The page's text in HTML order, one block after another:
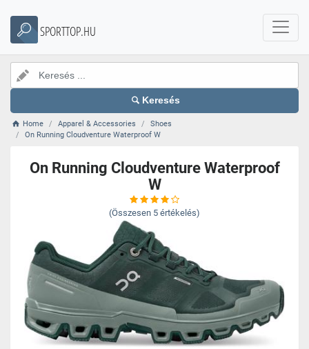
SPORTTOP.HU
Keresés
Home Apparel & Accessories
Shoes
On Running Cloudventure Waterproof W
On Running Cloudventure Waterproof
W
(Összesen 5 értékelés)